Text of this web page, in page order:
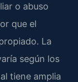
o abuso
que el
La
según los
tiene amplia